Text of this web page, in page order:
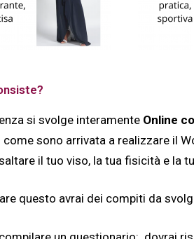
si svolge interamente Online
come sono arrivata a realizzare il
il tuo viso, la tua fisicità e la
questo avrai dei compiti da